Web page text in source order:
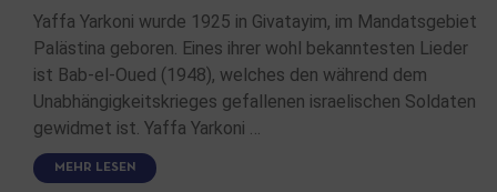
Yaffa Yarkoni wurde 1925 in Givatayim, im Mandatsgebiet
Palästina geboren. Eines ihrer wohl bekanntesten Lieder
ist Bab-el-Oued (1948), welches den während dem
Unabhängigkeitskrieges gefallenen israelischen Soldaten
gewidmet ist. Yaffa Yarkoni …
MEHR LESEN